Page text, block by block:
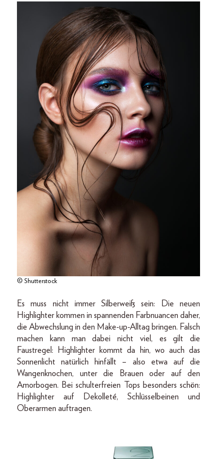
© Shutterstock
Es muss nicht immer Silberweiß sein: Die neuen
Highlighter kommen in spannenden Farbnuancen daher,
die Abwechslung in den Make-up-Alltag bringen. Falsch
machen kann man dabei nicht viel, es gilt die
Faustregel: Highlighter kommt da hin, wo auch das
Sonnenlicht natürlich hinfällt – also etwa auf die
Wangenknochen, unter die Brauen oder auf den
Amorbogen. Bei schulterfreien Tops besonders schön:
Highlighter auf Dekolleté, Schlüsselbeinen und
Oberarmen auftragen.